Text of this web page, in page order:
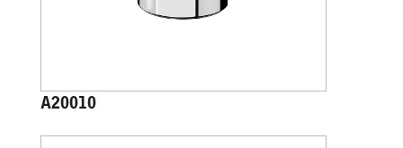
A20010